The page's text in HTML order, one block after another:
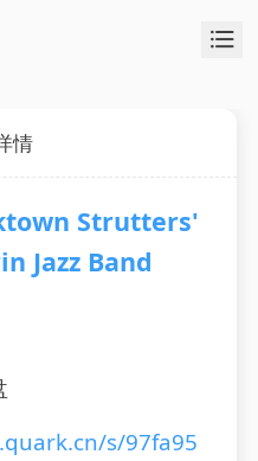
情
Strutters'
Jazz Band
s/97fa95